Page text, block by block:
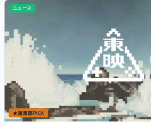
ニュース
★編集部PICK